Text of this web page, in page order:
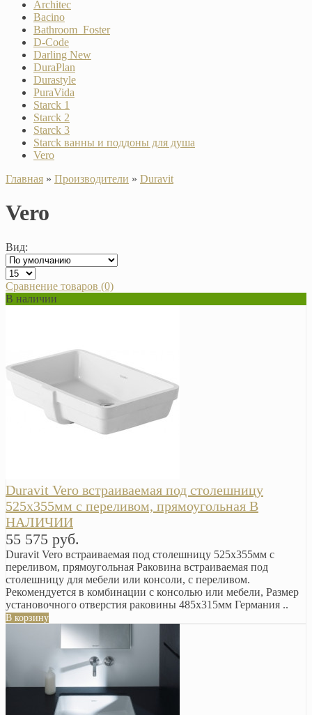
Architec
Bacino
Bathroom_Foster
D-Code
Darling New
DuraPlan
Durastyle
PuraVida
Starck 1
Starck 2
Starck 3
Starck ванны и поддоны для душа
Vero
Главная » Производители » Duravit
Vero
Вид:
Сравнение товаров (0)
В наличии
Duravit Vero встраиваемая под столешницу
525х355мм с переливом, прямоугольная В
НАЛИЧИИ
55 575 руб.
Duravit Vero встраиваемая под столешницу 525х355мм с
переливом, прямоугольная Раковина встраиваемая под
столешницу для мебели или консоли, с переливом.
Рекомендуется в комбинации с консолью или мебели, Размер
установочного отверстия раковины 485х315мм Германия ..
В корзину